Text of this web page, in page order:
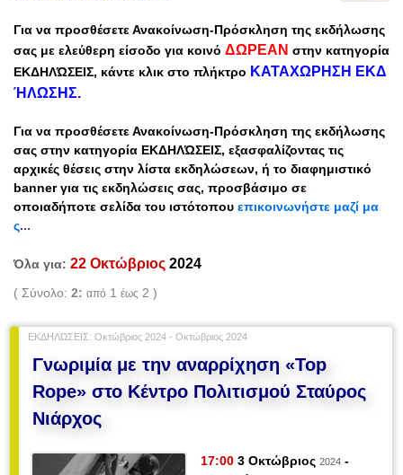
Για να προσθέσετεΑνακοίνωση-Πρόσκληση της εκδήλωσης
σας με ελεύθερη είσοδο για κοινό ΔΩΡΕΑΝ στην κατηγορία
ΕΚΔΗΛΏΣΕΙΣ, κάντε κλικ στο πλήκτρο ΚΑΤΑΧΩΡΗΣΗ ΕΚΔ
ΉΛΩΣΗΣ.
Για να προσθέσετεΑνακοίνωση-Πρόσκληση της εκδήλωσης
σας στην κατηγορία ΕΚΔΗΛΏΣΕΙΣ, εξασφαλίζοντας τις
αρχικές θέσεις στην λίστα εκδηλώσεων, ή το διαφημιστικό
banner για τις εκδηλώσεις σας, προσβάσιμο σε
οποιαδήποτε σελίδα του ιστότοπου επικοινωνήστε μαζί μα
ς...
Όλα για: 22 Οκτώβριος 2024
( Σύνολο: 2: από 1 έως 2 )
ΕΚΔΗΛΏΣΕΙΣ: Οκτώβριος 2024 - Οκτώβριος 2024
Γνωριμία με την αναρρίχηση «Top
Rope» στο Κέντρο Πολιτισμού Σταύρος
Νιάρχος
17:00 3 Οκτώβριος2024 -